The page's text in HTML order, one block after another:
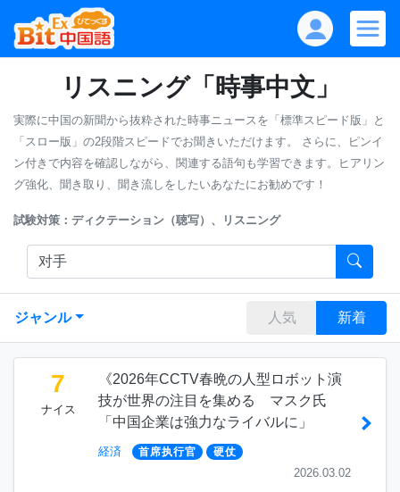
リスニング「時事中文」
実際に中国の新聞から抜粋された時事ニュースを「標準スピード版」と
「スロー版」の2段階スピードでお聞きいただけます。
さらに、ピンイ
ン付きで内容を確認しながら、関連する語句も学習できます。ヒアリン
グ強化、聞き取り、聞き流しをしたいあなたにお勧めです！
試験対策：ディクテーション（聴写）、リスニング
ジャンル 人気 新着
7
ナイス
《2026年CCTV春晩の人型ロボット演
技が世界の注目を集める マスク氏
「中国企業は強力なライバルに」
経済 首席执行官 硬仗
2026.03.02